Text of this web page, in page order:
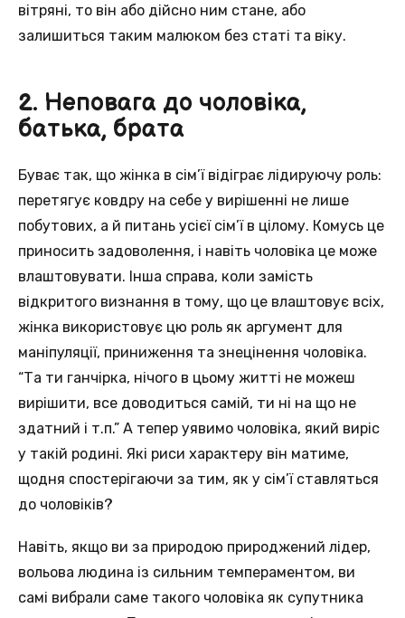
вітряні, то він або дійсно ним стане, або
залишиться таким малюком без статі та віку.
2. Неповага до чоловіка,
батька, брата
Буває так, що жінка в сім’ї відіграє лідируючу роль:
перетягує ковдру на себе у вирішенні не лише
побутових, а й питань усієї сім’ї в цілому. Комусь це
приносить задоволення, і навіть чоловіка це може
влаштовувати. Інша справа, коли замість
відкритого визнання в тому, що це влаштовує всіх,
жінка використовує цю роль як аргумент для
маніпуляції, приниження та знецінення чоловіка.
“Та ти ганчірка, нічого в цьому житті не можеш
вирішити, все доводиться самій, ти ні на що не
здатний і т.п.” А тепер уявимо чоловіка, який виріс
у такій родині. Які риси характеру він матиме,
щодня спостерігаючи за тим, як у сім’ї ставляться
до чоловіків?
Навіть, якщо ви за природою природжений лідер,
вольова людина із сильним темпераментом, ви
самі вибрали саме такого чоловіка як супутника